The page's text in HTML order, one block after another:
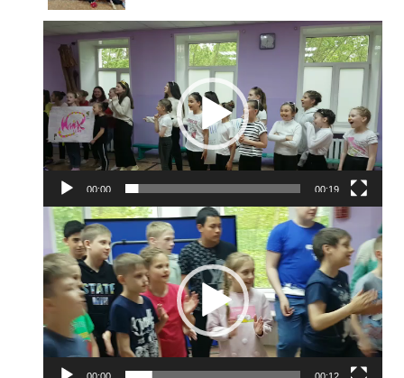
Видеоплеер
00:00 00:19
Видеоплеер